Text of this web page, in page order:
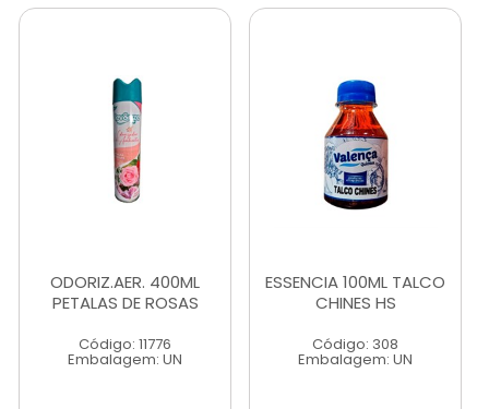
ODORIZ.AER. 400ML
PETALAS DE ROSAS
Código: 11776
Embalagem: UN
ESSENCIA 100ML TALCO
CHINES HS
Código: 308
Embalagem: UN